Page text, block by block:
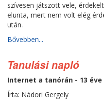
szívesen játszott vele,
elunta, mert nem volt elég
után.
Bővebben...
Tanulási napló
Internet a tanórán - 13 éve
Írta: Nádori Gergely